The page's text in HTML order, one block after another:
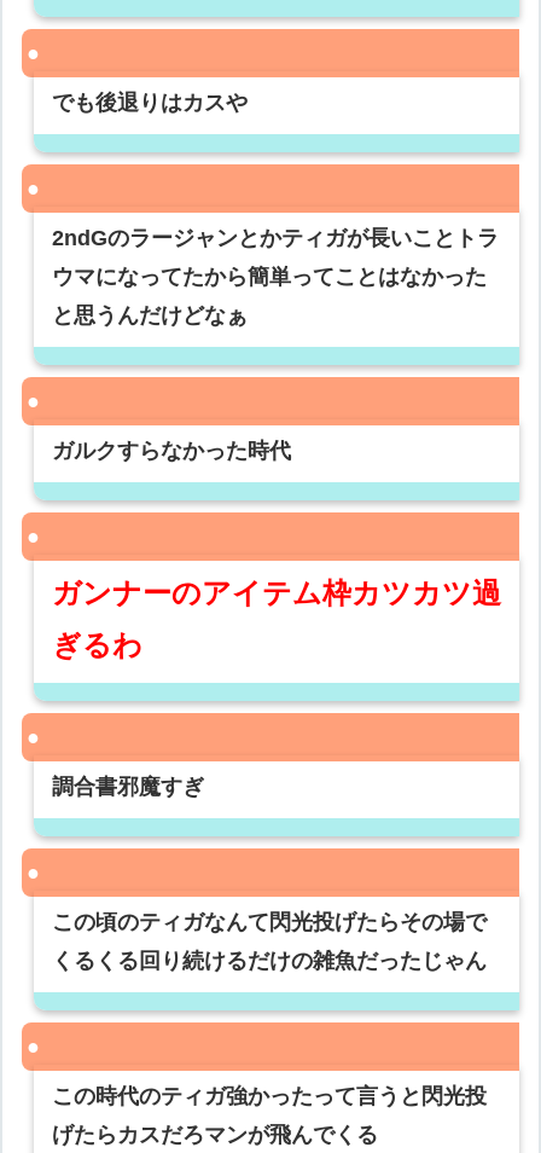
でも後退りはカスや
2ndGのラージャンとかティガが長いことトラ
ウマになってたから簡単ってことはなかった
と思うんだけどなぁ
ガルクすらなかった時代
ガンナーのアイテム枠カツカツ過
ぎるわ
調合書邪魔すぎ
この頃のティガなんて閃光投げたらその場で
くるくる回り続けるだけの雑魚だったじゃん
この時代のティガ強かったって言うと閃光投
げたらカスだろマンが飛んでくる